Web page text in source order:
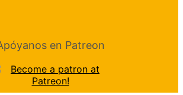
en Patreon